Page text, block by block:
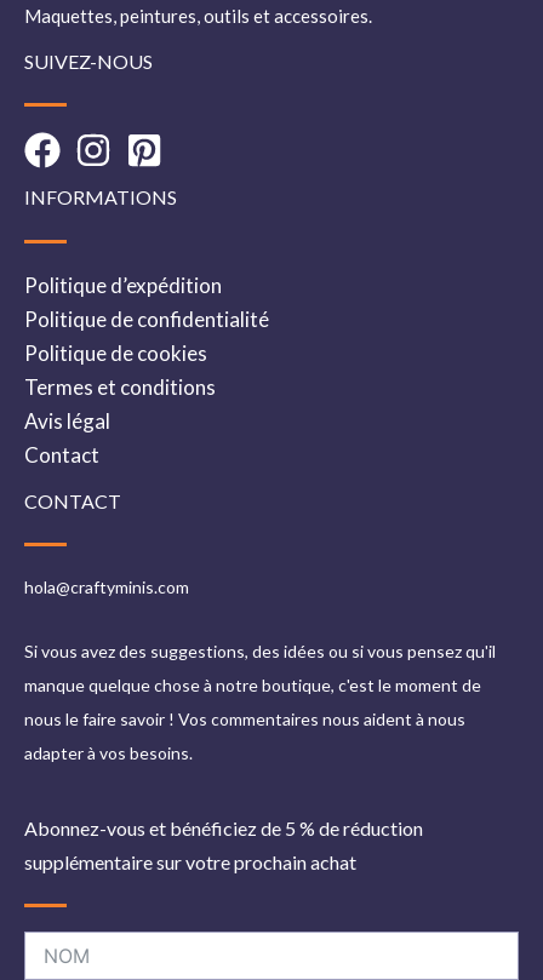
Maquettes, peintures, outils et accessoires.
SUIVEZ-NOUS
INFORMATIONS
Politique d’expédition
Politique de confidentialité
Politique de cookies
Termes et conditions
Avis légal
Contact
CONTACT
hola@craftyminis.com
Si vous avez des suggestions, des idées ou si vous pensez qu'il
manque quelque chose à notre boutique, c'est le moment de
nous le faire savoir ! Vos commentaires nous aident à nous
adapter à vos besoins.
Abonnez-vous et bénéficiez de 5 % de réduction
supplémentaire sur votre prochain achat